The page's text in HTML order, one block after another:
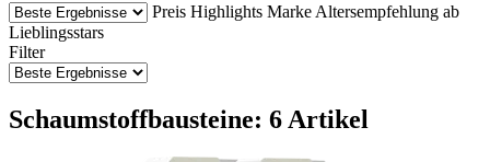
Preis Highlights Marke Altersempfehlung ab
Lieblingsstars
Filter
Schaumstoffbausteine: 6 Artikel